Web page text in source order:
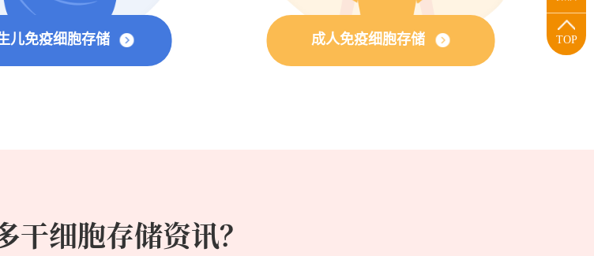
儿免疫细胞存储 成人免疫细胞存储
干细胞存储资讯？
TOP